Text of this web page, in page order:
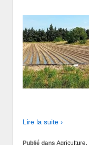
Lire la suite ›
Publié dans Agriculture,